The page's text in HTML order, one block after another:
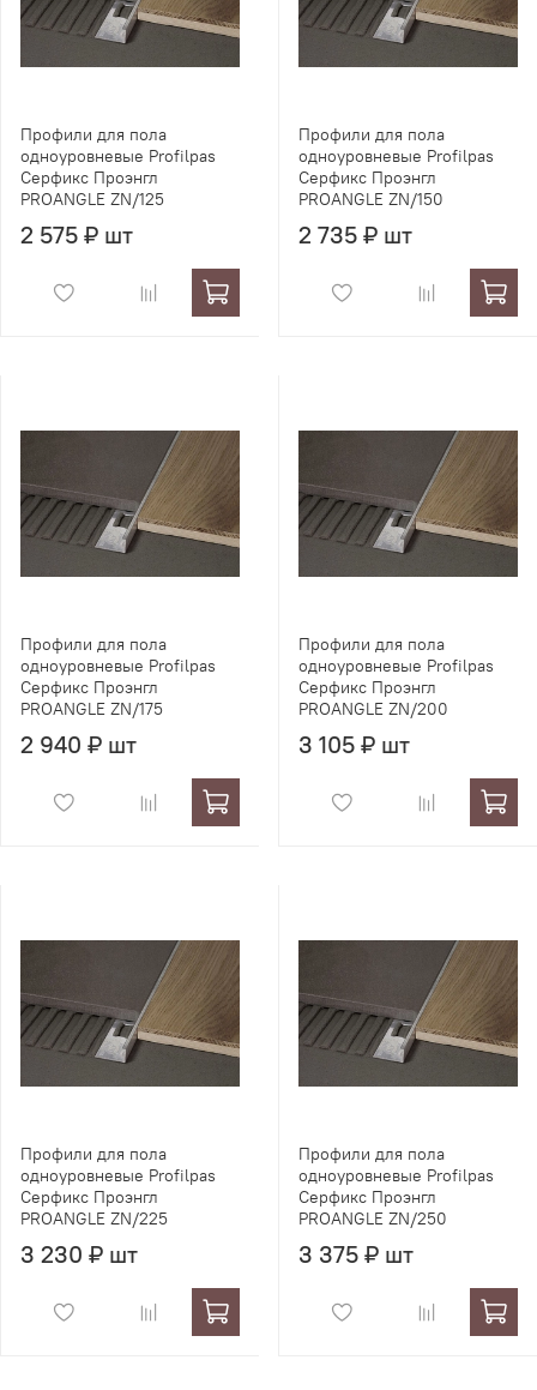
Профили для пола
одноуровневые Profilpas
Серфикс Проэнгл
PROANGLE ZN/125
2 575 ₽ шт
Профили для пола
одноуровневые Profilpas
Серфикс Проэнгл
PROANGLE ZN/150
2 735 ₽ шт
Профили для пола
одноуровневые Profilpas
Серфикс Проэнгл
PROANGLE ZN/175
2 940 ₽ шт
Профили для пола
одноуровневые Profilpas
Серфикс Проэнгл
PROANGLE ZN/200
3 105 ₽ шт
Профили для пола
одноуровневые Profilpas
Серфикс Проэнгл
PROANGLE ZN/225
3 230 ₽ шт
Профили для пола
одноуровневые Profilpas
Серфикс Проэнгл
PROANGLE ZN/250
3 375 ₽ шт